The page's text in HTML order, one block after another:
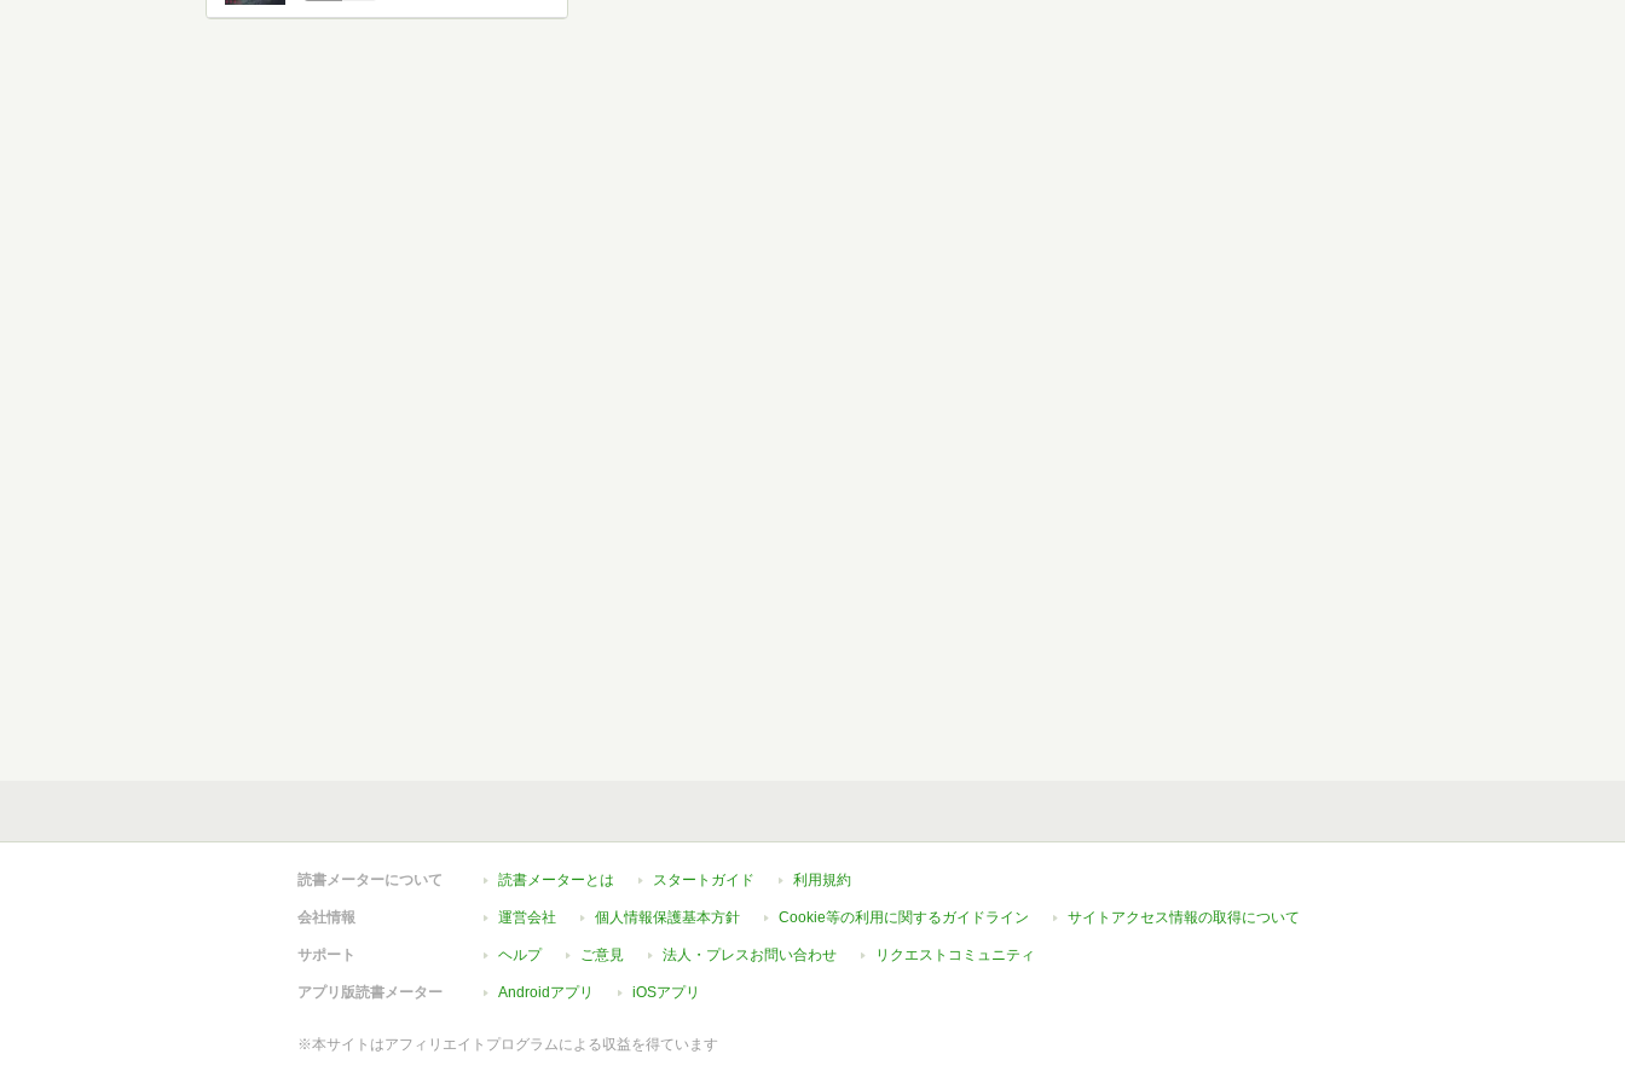
読書メーターについて 読書メーターとは スタートガイド 利用規約
会社情報 運営会社 個人情報保護基本方針 Cookie等の利用に関するガイドライン サイトアクセス情報の取得について
サポート ヘルプ ご意見 法人・プレスお問い合わせ リクエストコミュニティ
アプリ版読書メーター Androidアプリ iOSアプリ
※本サイトはアフィリエイトプログラムによる収益を得ています